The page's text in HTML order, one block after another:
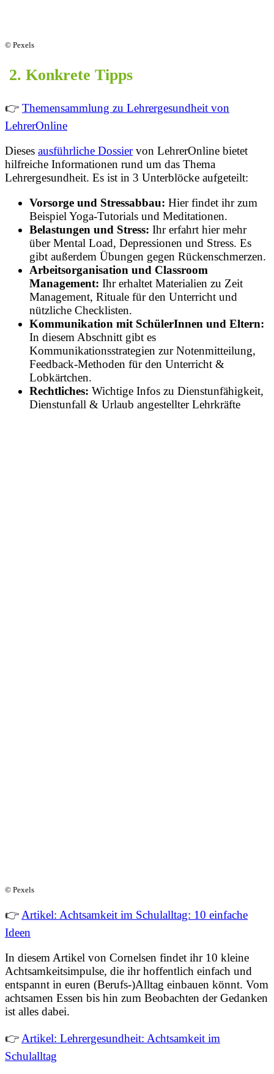
© Pexels
2. Konkrete Tipps
👉 Themensammlung zu Lehrergesundheit von
LehrerOnline
Dieses ausführliche Dossiervon LehrerOnline bietet
hilfreiche Informationen rund um das Thema
Lehrergesundheit. Es ist in 3 Unterblöcke aufgeteilt:
Vorsorge und Stressabbau: Hier findet ihr zum
Beispiel Yoga-Tutorials und Meditationen.
Belastungen und Stress: Ihr erfahrt hier mehr
über Mental Load, Depressionen und Stress. Es
gibt außerdem Übungen gegen Rückenschmerzen.
Arbeitsorganisation und Classroom
Management: Ihr erhaltet Materialien zu Zeit
Management, Rituale für den Unterricht und
nützliche Checklisten.
Kommunikation mit SchülerInnen und Eltern:
In diesem Abschnitt gibt es
Kommunikationsstrategien zur Notenmitteilung,
Feedback-Methoden für den Unterricht &
Lobkärtchen.
Rechtliches: Wichtige Infos zu Dienstunfähigkeit,
Dienstunfall & Urlaub angestellter Lehrkräfte
© Pexels
👉Artikel: Achtsamkeit im Schulalltag: 10 einfache
Ideen
In diesem Artikel von Cornelsen findet ihr 10 kleine
Achtsamkeitsimpulse, die ihr hoffentlich einfach und
entspannt in euren (Berufs-)Alltag einbauen könnt. Vom
achtsamen Essen bis hin zum Beobachten der Gedanken
ist alles dabei.
👉Artikel: Lehrergesundheit: Achtsamkeit im
Schulalltag